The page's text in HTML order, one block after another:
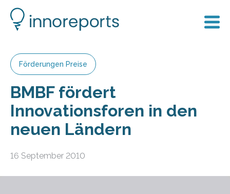
Förderungen Preise
BMBF fördert
Innovationsforen in den
neuen Ländern
16 September 2010